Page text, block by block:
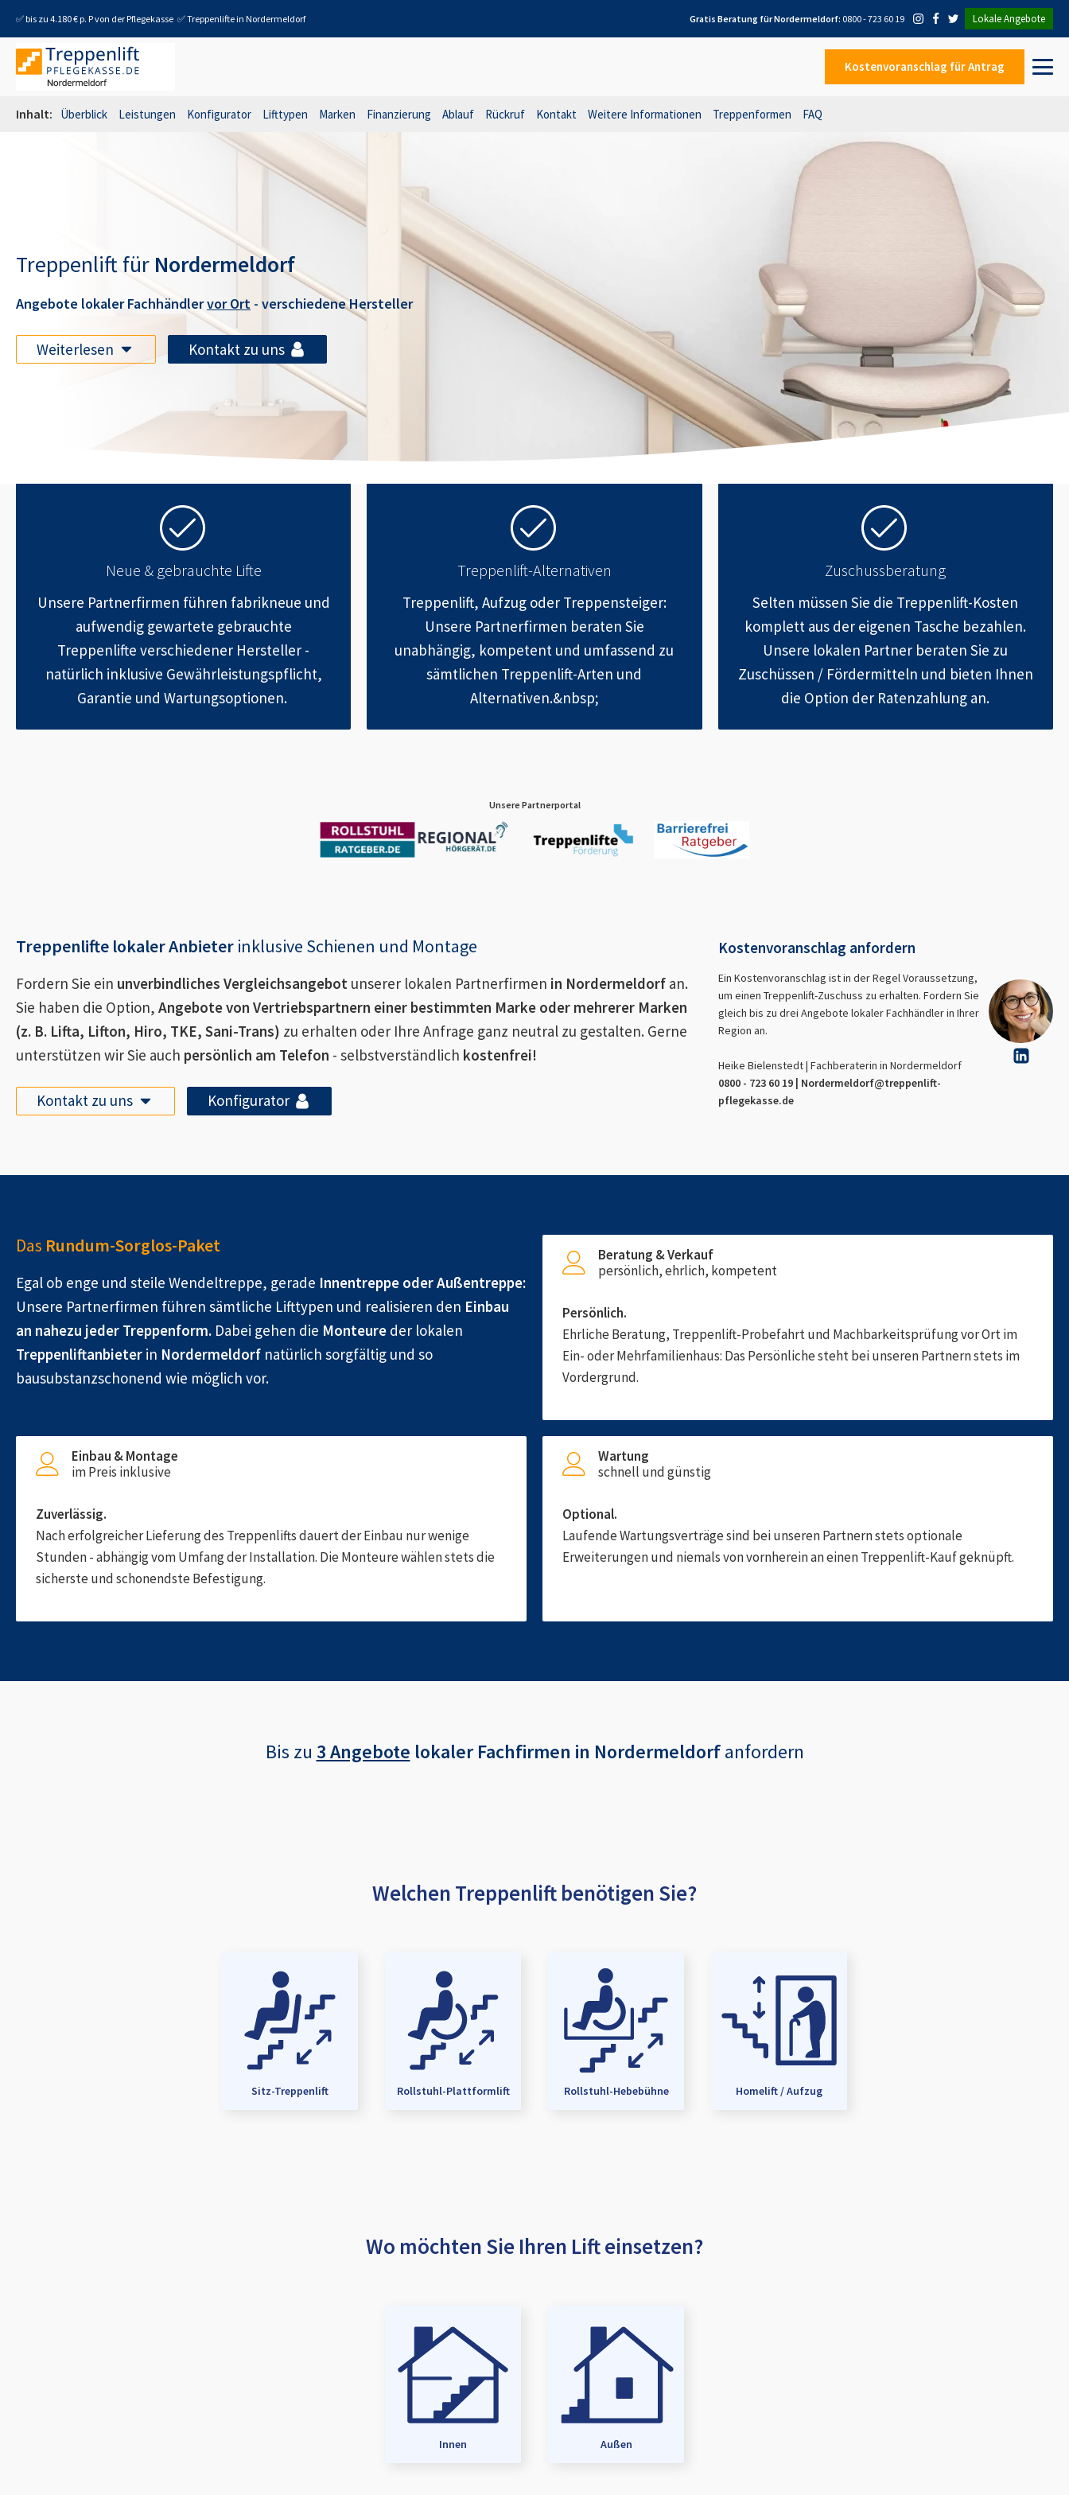
✅ bis zu 4.180 € p. P von der Pflegekasse ✅ Treppenlifte in Nordermeldorf Gratis Beratung fürNordermeldorf: 0800 - 723 60 19 Lokale Angebote
Kostenvoranschlag für Antrag
Inhalt: Überblick Leistungen Konfigurator Lifttypen Marken Finanzierung Ablauf Rückruf Kontakt Weitere Informationen Treppenformen FAQ
Treppenlift für Nordermeldorf
Angebote lokaler Fachhändlervor Ort - verschiedene Hersteller
Weiterlesen Kontakt zu uns
Neue & gebrauchte Lifte
Unsere Partnerfirmen führen fabrikneue und
aufwendig gewartete gebrauchte
Treppenlifte verschiedener Hersteller -
natürlich inklusive Gewährleistungspflicht,
Garantie und Wartungsoptionen.
Treppenlift-Alternativen
Treppenlift, Aufzug oder Treppensteiger:
Unsere Partnerfirmen beraten Sie
unabhängig, kompetent und umfassend zu
sämtlichen Treppenlift-Arten und
Alternativen.&nbsp;
Zuschussberatung
Selten müssen Sie die Treppenlift-Kosten
komplett aus der eigenen Tasche bezahlen.
Unsere lokalen Partner beraten Sie zu
Zuschüssen / Fördermitteln und bieten Ihnen
die Option der Ratenzahlung an.
Unsere Partnerportal
Treppenlifte lokaler Anbieter inklusive Schienen und Montage
Fordern Sie ein unverbindliches Vergleichsangebot unserer lokalen Partnerfirmen in Nordermeldorf an.
Sie haben die Option, Angebote von Vertriebspartnern einer bestimmten Marke oder mehrerer Marken
(z. B. Lifta, Lifton, Hiro, TKE, Sani-Trans) zu erhalten oder Ihre Anfrage ganz neutral zu gestalten. Gerne
unterstützen wir Sie auch persönlich am Telefon - selbstverständlich kostenfrei!
Kontakt zu uns Konfigurator
Kostenvoranschlag anfordern
Ein Kostenvoranschlag ist in der Regel Voraussetzung,
um einen Treppenlift-Zuschuss zu erhalten. Fordern Sie
gleich bis zu drei Angebote lokaler Fachhändler in Ihrer
Region an.
Heike Bielenstedt | Fachberaterin in Nordermeldorf
0800 - 723 60 19 | Nordermeldorf@treppenlift-
pflegekasse.de
Das Rundum-Sorglos-Paket
Egal ob enge und steile Wendeltreppe, gerade Innentreppe oder Außentreppe:
Unsere Partnerfirmen führen sämtliche Lifttypen und realisieren den Einbau
an nahezu jeder Treppenform. Dabei gehen die Monteure der lokalen
Treppenliftanbieter in Nordermeldorf natürlich sorgfältig und so
bausubstanzschonend wie möglich vor.
Beratung & Verkauf
persönlich, ehrlich, kompetent
Persönlich.
Ehrliche Beratung, Treppenlift-Probefahrt und Machbarkeitsprüfung vor Ort im
Ein- oder Mehrfamilienhaus: Das Persönliche steht bei unseren Partnern stets im
Vordergrund.
Einbau & Montage
im Preis inklusive
Zuverlässig.
Nach erfolgreicher Lieferung des Treppenlifts dauert der Einbau nur wenige
Stunden - abhängig vom Umfang der Installation. Die Monteure wählen stets die
sicherste und schonendste Befestigung.
Wartung
schnell und günstig
Optional.
Laufende Wartungsverträge sind bei unseren Partnern stets optionale
Erweiterungen und niemals von vornherein an einen Treppenlift-Kauf geknüpft.
Bis zu 3 Angebote lokaler Fachfirmen in Nordermeldorf anfordern
Welchen Treppenlift benötigen Sie?
Sitz-Treppenlift Rollstuhl-Plattformlift Rollstuhl-Hebebühne Homelift / Aufzug
Wo möchten Sie Ihren Lift einsetzen?
Innen Außen